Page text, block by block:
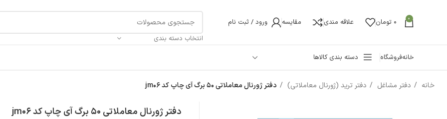
0
0 تومان علاقه مندی مقایسه
ورود / ثبت نام
انتخاب دسته بندی
خانهفروشگاه دسته بندی کالاها
خانه دفتر مشاغل دفتر ترید (ژورنال معاملاتی) دفتر ژورنال معاملاتی 50 برگ آی چاپ کد jm06
دفتر ژورنال معاملاتی 50 برگ آی چاپ کد jm06